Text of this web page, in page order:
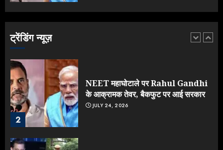
ट्रेंडिंग न्यूज़
1
झुकी मोदी सरकार?
2
NEET महाघोटाले पर Rahul Gandhi
के आक्रामक तेवर, बैकफुट पर आई सरकार
JULY 24, 2026